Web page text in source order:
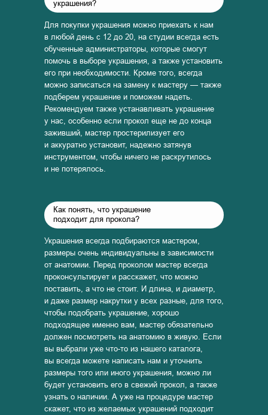
украшения?
Для покупки украшения можно приехать к нам
в любой день с 12 до 20, на студии всегда есть
обученные администраторы, которые смогут
помочь в выборе украшения, а также установить
его при необходимости. Кроме того, всегда
можно записаться на замену к мастеру — также
подберем украшение и поможем надеть.
Рекомендуем также устанавливать украшение
у нас, особенно если прокол еще не до конца
заживший, мастер простерилизует его
и аккуратно установит, надежно затянув
инструментом, чтобы ничего не раскрутилось
и не потерялось.
Как понять, что украшение
подходит для прокола?
Украшения всегда подбираются мастером,
размеры очень индивидуальны в зависимости
от анатомии. Перед проколом мастер всегда
проконсультирует и расскажет, что можно
поставить, а что не стоит. И длина, и диаметр,
и даже размер накрутки у всех разные, для того,
чтобы подобрать украшение, хорошо
подходящее именно вам, мастер обязательно
должен посмотреть на анатомию в живую. Если
вы выбрали уже что-то из нашего каталога,
вы всегда можете написать нам и уточнить
размеры того или иного украшения, можно ли
будет установить его в свежий прокол, а также
узнать о наличии. А уже на процедуре мастер
скажет, что из желаемых украшений подходит